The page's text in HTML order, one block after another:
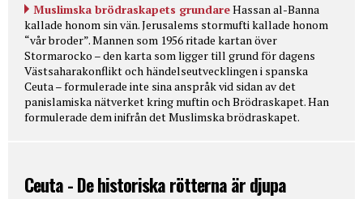
Muslimska brödraskapets grundareHassan al-Banna
kallade honom sin vän. Jerusalems stormufti kallade honom
“vår broder”. Mannen som 1956 ritade kartan över
Stormarocko – den karta som ligger till grund för dagens
Västsaharakonflikt och händelseutvecklingen i spanska
Ceuta – formulerade inte sina anspråk vid sidan av det
panislamiska nätverket kring muftin och Brödraskapet. Han
formulerade dem inifrån det Muslimska brödraskapet.
Ceuta - De historiska rötterna är djupa